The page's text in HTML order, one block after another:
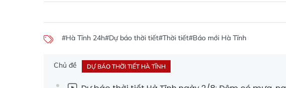
#Hà Tĩnh 24h#Dự báo thời tiết#Thời tiết#Báo mới Hà Tĩnh
Chủ đề DỰ BÁO THỜI TIẾT HÀ TĨNH